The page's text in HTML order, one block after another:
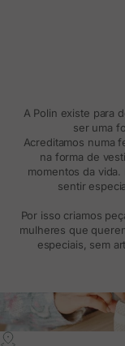
A Polin existe para
ser uma
Acreditamos numa
na forma de
momentos da vida.
sentir
Por isso criamos
mulheres que
especiais, sem